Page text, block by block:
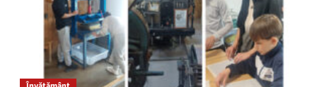
de
Soare
din
Limanu